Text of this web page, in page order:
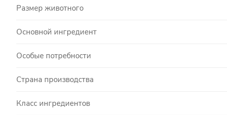
Размер животного
Основной ингредиент
Особые потребности
Страна производства
Класс ингредиентов